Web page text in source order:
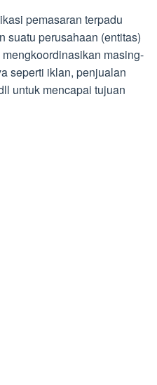
pemasaran terpadu
suatu perusahaan (entitas)
masing-
seperti iklan, penjualan
untuk mencapai tujuan